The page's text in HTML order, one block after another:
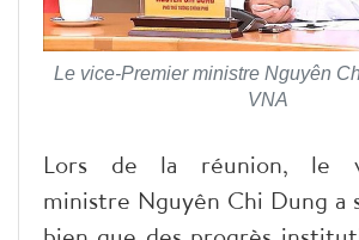
Le vice-Premier ministre Nguyên
VNA
Lors de la réunion, le
ministre Nguyên Chi Dung a